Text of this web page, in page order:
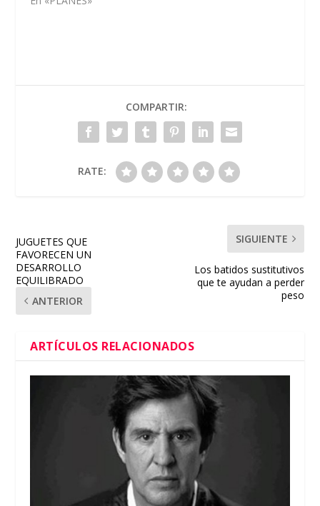
COMPARTIR:
RATE:
JUGUETES QUE
FAVORECEN UN
DESARROLLO
EQUILIBRADO
ANTERIOR
SIGUIENTE
Los batidos sustitutivos
que te ayudan a perder
peso
ARTÍCULOS RELACIONADOS